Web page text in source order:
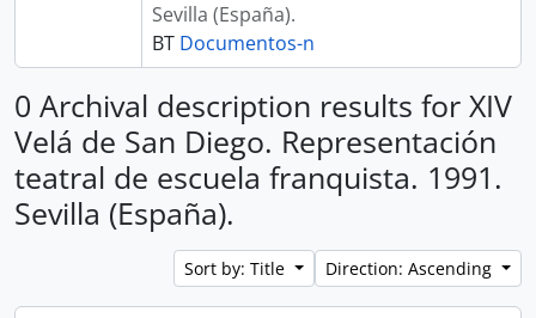
Sevilla (España).
BT Documentos-n
0 Archival description results for XIV
Velá de San Diego. Representación
teatral de escuela franquista. 1991.
Sevilla (España).
Sort by: Title Direction: Ascending